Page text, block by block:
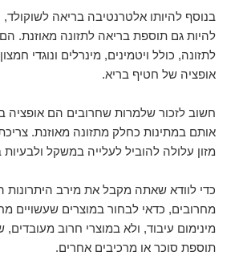
בנוסף להיותו אלטרנטיבה בריאה לשוקולד,
להיות גם תוספת בריאה לתזונה מאוזנת.
לתזונה, כולל ויטמינים, מינרלים ונוגדי
אופציה של חטיף בריא.
חשוב לזכור שלמרות שחרובים הם אופציה
אותם במתינות כחלק מתזונה מאוזנת.
מזון עלולה להוביל לעלייה במשקל ולבעיות
כדי לוודא שאתה מקבל את מירב היתרונות
מחרובים, כדאי לבחור במוצרים שעשויים
מינימום עיבוד, ולא במוצרי חרוב מעובדים,
תוספת סוכר או מרכיבים אחרים.